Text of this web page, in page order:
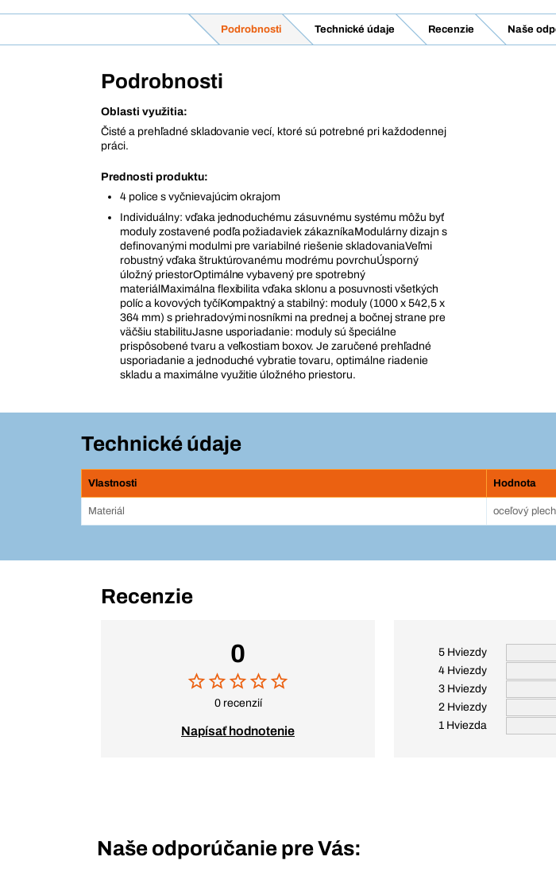
Podrobnosti Technické údaje Recenzie Naše
Podrobnosti
Oblasti využitia:
Čisté a prehľadné skladovanie vecí, ktoré sú potrebné pri každodennej
práci.
Prednosti produktu:
4 police s vyčnievajúcim okrajom
Individuálny: vďaka jednoduchému zásuvnému systému môžu byť
moduly zostavené podľa požiadaviek zákazníkaModulárny dizajn s
definovanými modulmi pre variabilné riešenie skladovaniaVeľmi
robustný vďaka štruktúrovanému modrému povrchuÚsporný
úložný priestorOptimálne vybavený pre spotrebný
materiálMaximálna flexibilita vďaka sklonu a posuvnosti všetkých
políc a kovových tyčíKompaktný a stabilný: moduly (1000 x 542,5 x
364 mm) s priehradovými nosníkmi na prednej a bočnej strane pre
väčšiu stabilituJasne usporiadanie: moduly sú špeciálne
prispôsobené tvaru a veľkostiam boxov. Je zaručené prehľadné
usporiadanie a jednoduché vybratie tovaru, optimálne riadenie
skladu a maximálne využitie úložného priestoru.
Technické údaje
Vlastnosti Hodnota
Materiál oceľový plech
Recenzie
0
0 recenzií
Napísať hodnotenie
5 Hviezdy
4 Hviezdy
3 Hviezdy
2 Hviezdy
1 Hviezda
Naše odporúčanie pre Vás: